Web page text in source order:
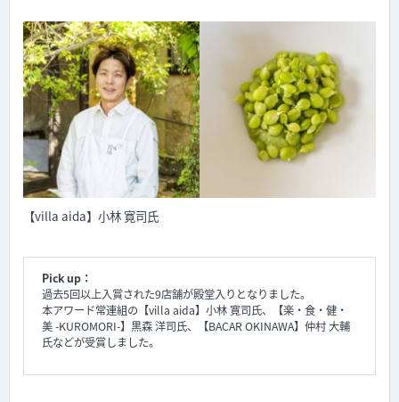
【villa aida】小林 寛司氏
Pick up：
過去5回以上入賞された9店舗が殿堂入りとなりました。
本アワード常連組の【villa aida】小林 寛司氏、【楽・食・健・
美 -KUROMORI-】黒森 洋司氏、【BACAR OKINAWA】仲村 大輔
氏などが受賞しました。